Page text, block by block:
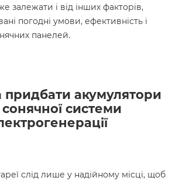
залежати і від інших факторів,
погодні умови, ефективність і
панелей.
акумулятори
системи
слід лише у надійному місці, щоб